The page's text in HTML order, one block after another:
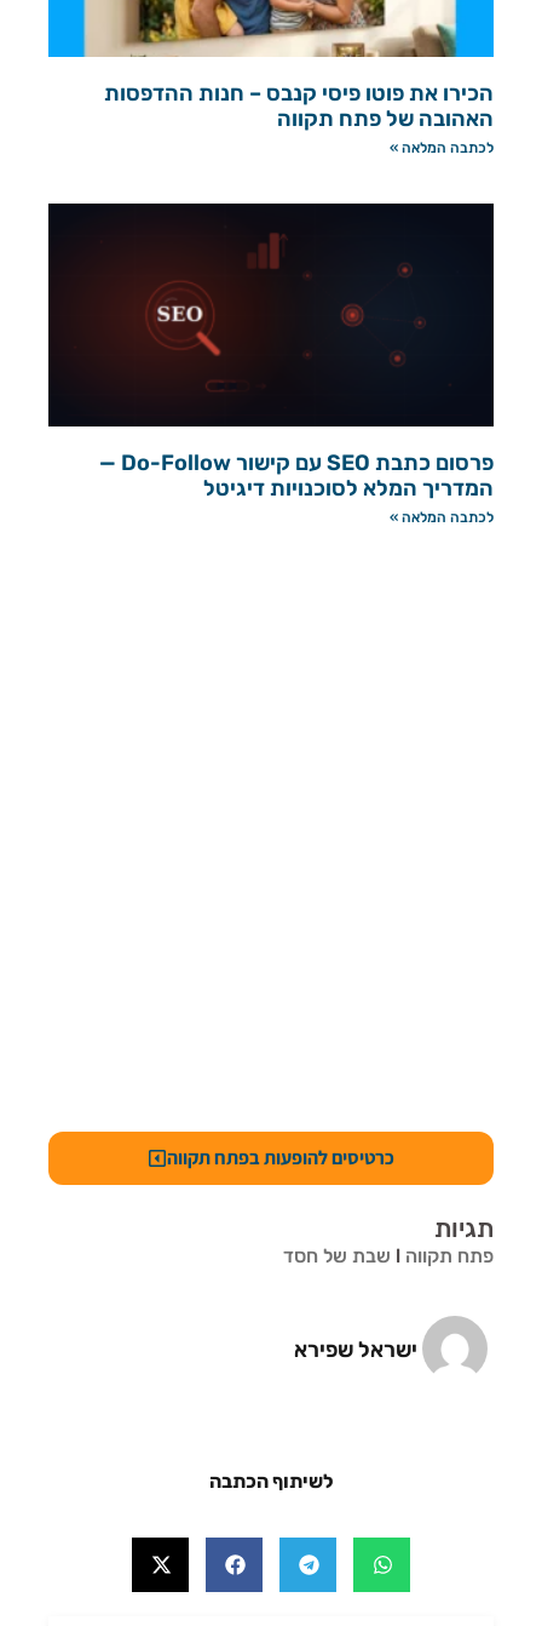
הכירו את פוטו פיסי קנבס – חנות ההדפסות
האהובה של פתח תקווה
לכתבה המלאה »
פרסום כתבת SEO עם קישור Do-Follow —
המדריך המלא לסוכנויות דיגיטל
לכתבה המלאה »
כרטיסים להופעות בפתח תקווה
תגיות
פתח תקווה שבת של חסד
ישראל שפירא
לשיתוף הכתבה